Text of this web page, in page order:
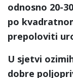
odnosno 20-
po
prepoloviti
U sjetvi
dobre